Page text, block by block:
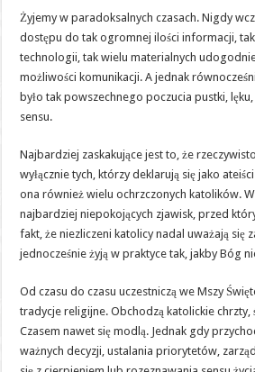
Żyjemy w paradoksalnych czasach. Nigdy
dostępu do tak ogromnej ilości informacji,
technologii, tak wielu materialnych
możliwości komunikacji. A jednak
było tak powszechnego poczucia pustki,
sensu.
Najbardziej zaskakujące jest to, że
wyłącznie tych, którzy deklarują się jako
ona również wielu ochrzczonych katolików.
najbardziej niepokojących zjawisk, przed
fakt, że niezliczeni katolicy nadal uważają się
jednocześnie żyją w praktyce tak, jakby Bóg
Od czasu do czasu uczestniczą we Mszy
tradycje religijne. Obchodzą katolickie chrzty,
Czasem nawet się modlą. Jednak gdy
ważnych decyzji, ustalania priorytetów,